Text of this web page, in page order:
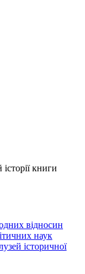
книги
відносин
наук
історичної